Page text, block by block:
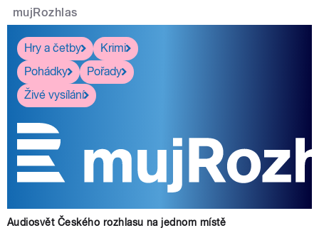
mujRozhlas
Hry a četby
Krimi
Pohádky
Pořady
Živé vysílání
Audiosvět Českého rozhlasu na jednom místě